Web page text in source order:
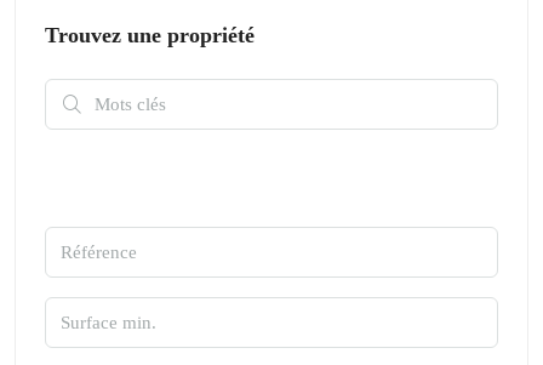
Trouvez une propriété